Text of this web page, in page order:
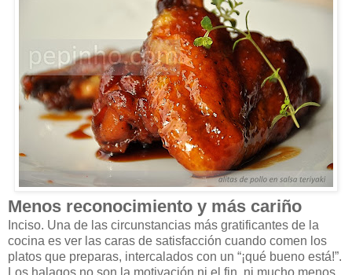
Menos reconocimiento y más cariño
Inciso. Una de las circunstancias más gratificantes de la
cocina es ver las caras de satisfacción cuando comen los
platos que preparas, intercalados con un “¡qué bueno está!”.
Los halagos no son la motivación ni el fin, ni mucho menos,